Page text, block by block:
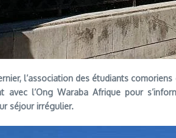
l’association des étudiants
l’Ong Waraba Afrique pour
séjour irrégulier.